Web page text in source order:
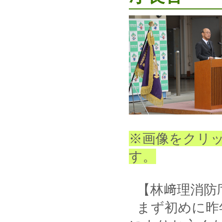
※画像をクリ
す。
【林﨑理消防
まず初めに